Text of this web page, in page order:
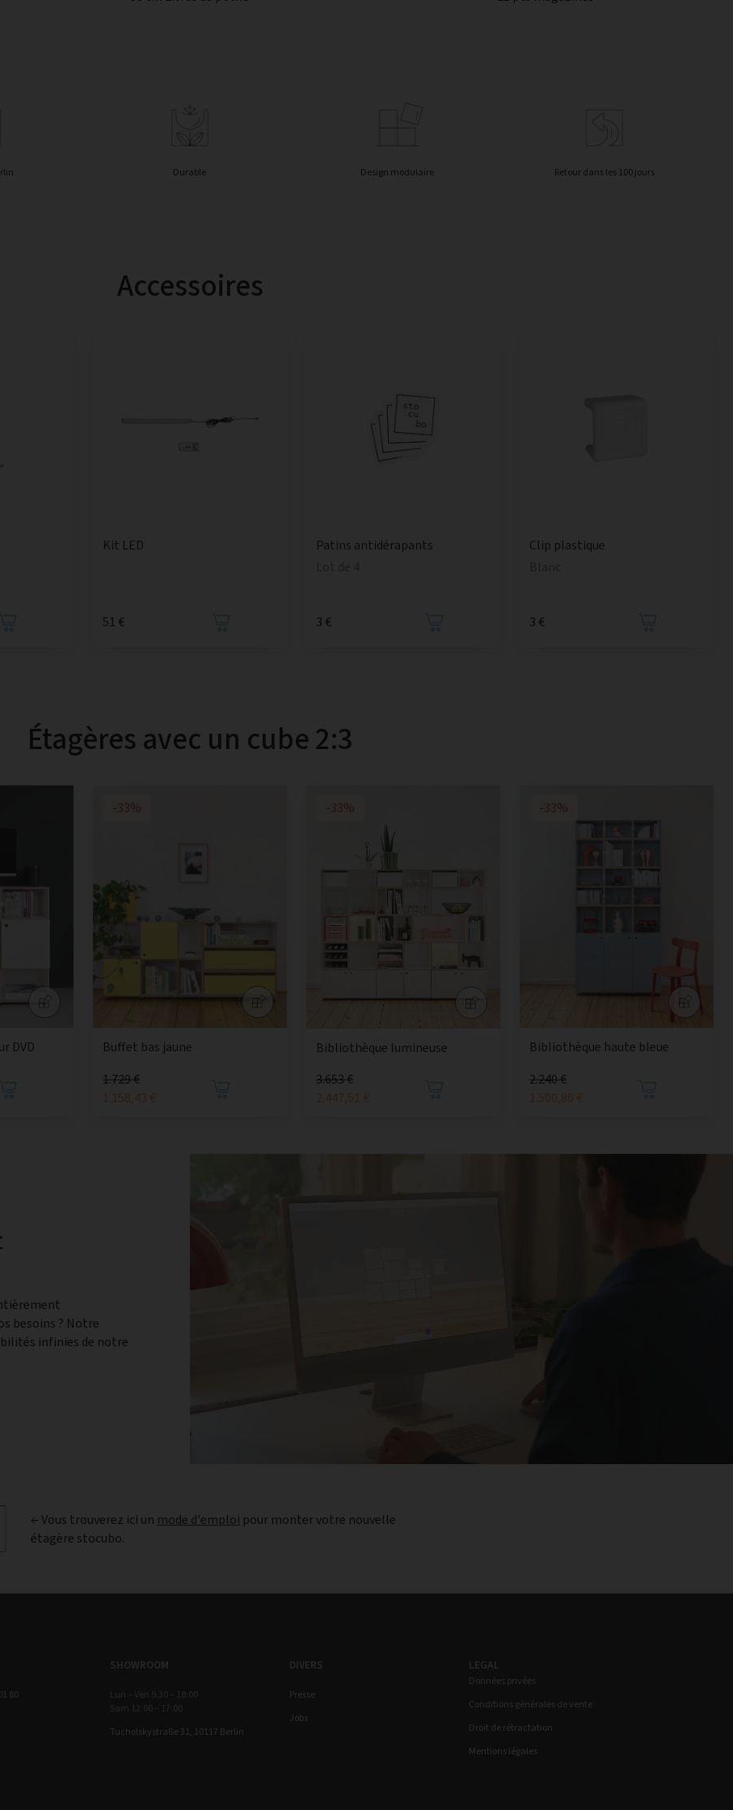
Durable Design modulaire Retour dans les 100 jours
Accessoires
Kit LED
51 €
Patins antidérapants
3 €
Clip plastique
3 €
Étagères avec un cube 2:3
DVD
-33%
Buffet bas jaune
1.729 €
1.158,43 €
-33%
Bibliothèque lumineuse
3.653 €
2.447,51 €
-33%
Bibliothèque haute bleue
2.240 €
1.500,80 €
besoins ? Notre
infinies de notre
← Vous trouverez ici un mode d'emploi pour monter votre nouvelle
étagère stocubo.
80
SHOWROOM
Lun – Ven 9:30 – 18:00
Sam 12:00 – 17:00
Tucholskystraße 31, 10117 Berlin
DIVERS
Presse
Jobs
LEGAL
Données privées
Conditions générales de vente
Droit de rétractation
Mentions légales